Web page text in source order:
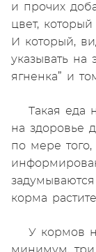
и прочих
цвет,
И который,
указывать на
ягненка” и
Такая еда
на здоровье
по мере
корма
У кормов